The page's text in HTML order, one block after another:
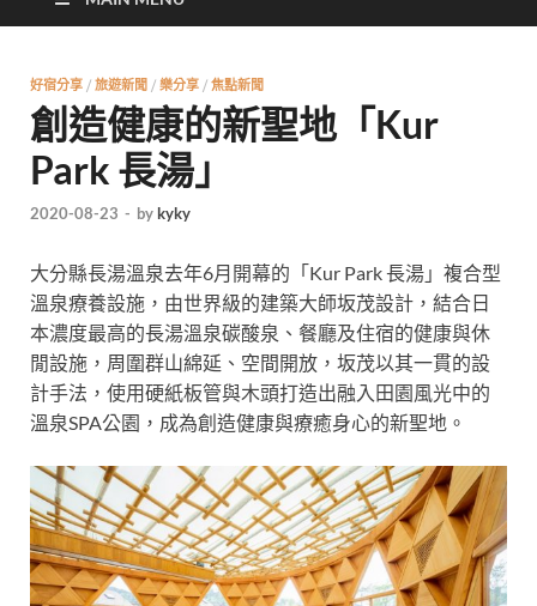
好宿分享 / 旅遊新聞 / 樂分享 / 焦點新聞
創造健康的新聖地「Kur
Park 長湯」
2020-08-23 - bykyky
大分縣長湯溫泉去年6月開幕的「Kur Park 長湯」複合型
溫泉療養設施，由世界級的建築大師坂茂設計，結合日
本濃度最高的長湯溫泉碳酸泉、餐廳及住宿的健康與休
閒設施，周圍群山綿延、空間開放，坂茂以其一貫的設
計手法，使用硬紙板管與木頭打造出融入田園風光中的
溫泉SPA公園，成為創造健康與療癒身心的新聖地。